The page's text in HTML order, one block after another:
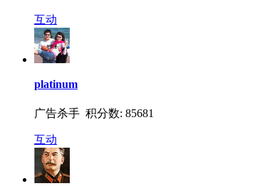
互动
platinum
广告杀手 积分数: 85681
互动